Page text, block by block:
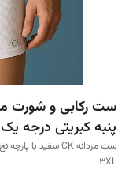
پنبه کبریتی درجه یک 1499
3XL